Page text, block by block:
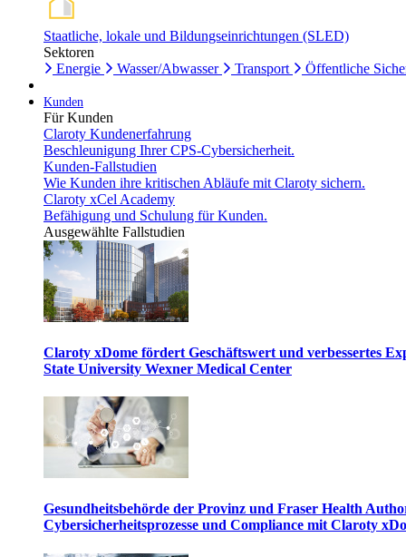
Staatliche, lokale und Bildungseinrichtungen (SLED)
Sektoren
Energie
Wasser/Abwasser Transport Öffentliche
Kunden
Für Kunden
Claroty Kundenerfahrung
Beschleunigung Ihrer CPS-Cybersicherheit.
Kunden-Fallstudien
Wie Kunden ihre kritischen Abläufe mit Claroty sichern.
Claroty xCel Academy
Befähigung und Schulung für Kunden.
Ausgewählte Fallstudien
Claroty xDome fördert Geschäftswert und verbessertes
State University Wexner Medical Center
Gesundheitsbehörde der Provinz und Fraser Health
Cybersicherheitsprozesse und Compliance mit Claroty